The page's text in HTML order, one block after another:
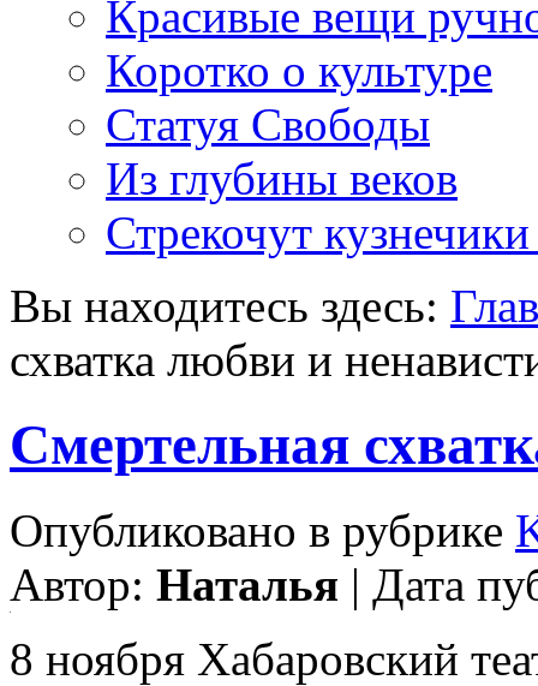
Красивые вещи
Коротко о культуре
Статуя Свободы
Из глубины веков
Стрекочут
Вы находитесь здесь:
схватка любви и
Смертельная
Опубликовано в рубрике
Автор: Наталья | Дата
8 ноября Хабаровский